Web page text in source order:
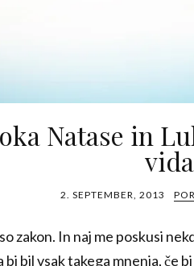
Natase in
vida
2. SEPTEMBER, 2013
zakon. In naj me poskusi
bi bil vsak takega mnenja, če